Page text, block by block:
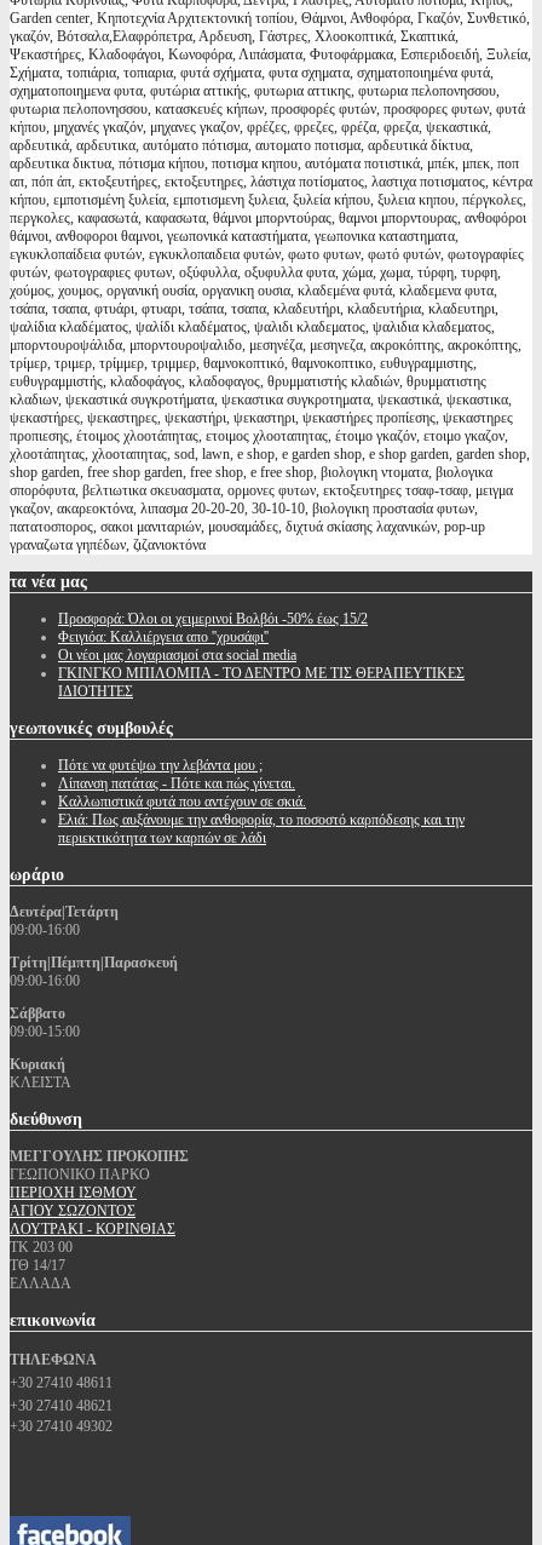
Garden center, Κηποτεχνία Αρχιτεκτονική τοπίου, Θάμνοι, Ανθοφόρα, Γκαζόν, Συνθετικό,
γκαζόν, Βότσαλα,Ελαφρόπετρα, Αρδευση, Γάστρες, Χλοοκοπτικά, Σκαπτικά,
Ψεκαστήρες, Κλαδοφάγοι, Κωνοφόρα, Λιπάσματα, Φυτοφάρμακα, Εσπεριδοειδή, Ξυλεία,
Σχήματα, τοπιάρια, τοπιαρια, φυτά σχήματα, φυτα σχηματα, σχηματοποιημένα φυτά,
σχηματοποιημενα φυτα, φυτώρια αττικής, φυτωρια αττικης, φυτωρια πελοπονησσου,
φυτωρια πελοπονησσου, κατασκευές κήπων, προσφορές φυτών, προσφορες φυτων, φυτά
κήπου, μηχανές γκαζόν, μηχανες γκαζον, φρέζες, φρεζες, φρέζα, φρεζα, ψεκαστικά,
αρδευτικά, αρδευτικα, αυτόματο πότισμα, αυτοματο ποτισμα, αρδευτικά δίκτυα,
αρδευτικα δικτυα, πότισμα κήπου, ποτισμα κηπου, αυτόματα ποτιστικά, μπέκ, μπεκ, ποπ
απ, πόπ άπ, εκτοξευτήρες, εκτοξευτηρες, λάστιχα ποτίσματος, λαστιχα ποτισματος, κέντρα
κήπου, εμποτισμένη ξυλεία, εμποτισμενη ξυλεια, ξυλεία κήπου, ξυλεια κηπου, πέργκολες,
περγκολες, καφασωτά, καφασωτα, θάμνοι μπορντούρας, θαμνοι μπορντουρας, ανθοφόροι
θάμνοι, ανθοφοροι θαμνοι, γεωπονικά καταστήματα, γεωπονικα καταστηματα,
εγκυκλοπαίδεια φυτών, εγκυκλοπαιδεια φυτών, φωτο φυτων, φωτό φυτών, φωτογραφίες
φυτών, φωτογραφιες φυτων, οξύφυλλα, οξυφυλλα φυτα, χώμα, χωμα, τύρφη, τυρφη,
χούμος, χουμος, οργανική ουσία, οργανικη ουσια, κλαδεμένα φυτά, κλαδεμενα φυτα,
τσάπα, τσαπα, φτυάρι, φτυαρι, τσάπα, τσαπα, κλαδευτήρι, κλαδευτήρια, κλαδευτηρι,
ψαλίδια κλαδέματος, ψαλίδι κλαδέματος, ψαλιδι κλαδεματος, ψαλιδια κλαδεματος,
μπορντουροψάλιδα, μπορντουροψαλιδο, μεσηνέζα, μεσηνεζα, ακροκόπτης, ακροκόπτης,
τρίμερ, τριμερ, τρίμμερ, τριμμερ, θαμνοκοπτικό, θαμνοκοπτικο, ευθυγραμμιστης,
ευθυγραμμιστής, κλαδοφάγος, κλαδοφαγος, θρυμματιστής κλαδιών, θρυμματιστης
κλαδιων, ψεκαστικά συγκροτήματα, ψεκαστικα συγκροτηματα, ψεκαστικά, ψεκαστικα,
ψεκαστήρες, ψεκαστηρες, ψεκαστήρι, ψεκαστηρι, ψεκαστήρες προπίεσης, ψεκαστηρες
προπιεσης, έτοιμος χλοοτάπητας, ετοιμος χλοοταπητας, έτοιμο γκαζόν, ετοιμο γκαζον,
χλοοτάπητας, χλοοταπητας, sod, lawn, e shop, e garden shop, e shop garden, garden shop,
shop garden, free shop garden, free shop, e free shop, βιολογικη ντοματα, βιολογικα
σπορόφυτα, βελτιωτικα σκευασματα, ορμονες φυτων, εκτοξευτηρες τσαφ-τσαφ, μειγμα
γκαζον, ακαρεοκτόνα, λιπασμα 20-20-20, 30-10-10, βιολογικη προστασία φυτων,
πατατοσπορος, σακοι μανιταριών, μουσαμάδες, διχτυά σκίασης λαχανικών, pop-up
γραναζωτα γηπέδων, ζιζανιοκτόνα
τα νέα μας
Προσφορά: Όλοι οι χειμερινοί Βολβόι -50% έως 15/2
Φειγιόα: Καλλιέργεια απο ''χρυσάφι''
Oι νέοι μας λογαριασμοί στα social media
ΓΚΙΝΓΚΟ ΜΠΙΛΟΜΠΑ - ΤΟ ΔΕΝΤΡΟ ΜΕ ΤΙΣ ΘΕΡΑΠΕΥΤΙΚΕΣ
ΙΔΙΟΤΗΤΕΣ
γεωπονικές συμβουλές
Πότε να φυτέψω την λεβάντα μου ;
Λίπανση πατάτας - Πότε και πώς γίνεται.
Καλλωπιστικά φυτά που αντέχουν σε σκιά.
Ελιά: Πως αυξάνουμε την ανθοφορία, το ποσοστό καρπόδεσης και την
περιεκτικότητα των καρπών σε λάδι
ωράριο
Δευτέρα|Τετάρτη
09:00-16:00
Τρίτη|Πέμπτη|Παρασκευή
09:00-16:00
Σάββατο
09:00-15:00
Κυριακή
ΚΛΕΙΣΤΑ
διεύθυνση
ΜΕΓΓΟΥΛΗΣ ΠΡΟΚΟΠΗΣ
ΓΕΩΠΟΝΙΚΟ ΠΑΡΚΟ
ΠΕΡΙΟΧΗ ΙΣΘΜΟΥ
ΑΓΙΟΥ ΣΩΖΟΝΤΟΣ
ΛΟΥΤΡΑΚΙ - ΚΟΡΙΝΘΙΑΣ
ΤΚ 203 00
ΤΘ 14/17
ΕΛΛΑΔΑ
επικοινωνία
ΤΗΛΕΦΩΝΑ
+30 27410 48611
+30 27410 48621
+30 27410 49302